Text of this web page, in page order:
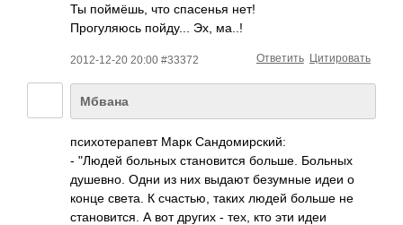
Ты поймёшь, что спасенья нет!
Прогуляюсь пойду... Эх, ма..!
2012-12-20 20:00 #33372 Цитировать
Ответить
Мбвана
психотерапевт Марк Сандомирский:
- "Людей больных становится больше. Больных
душевно. Одни из них выдают безумные идеи о
конце света. К счастью, таких людей больше не
становится. А вот других - тех, кто эти идеи